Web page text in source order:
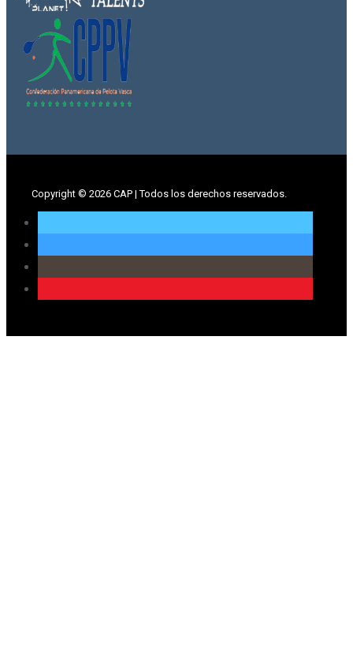
Copyright ©2026 CAP | Todos los derechos reservados.